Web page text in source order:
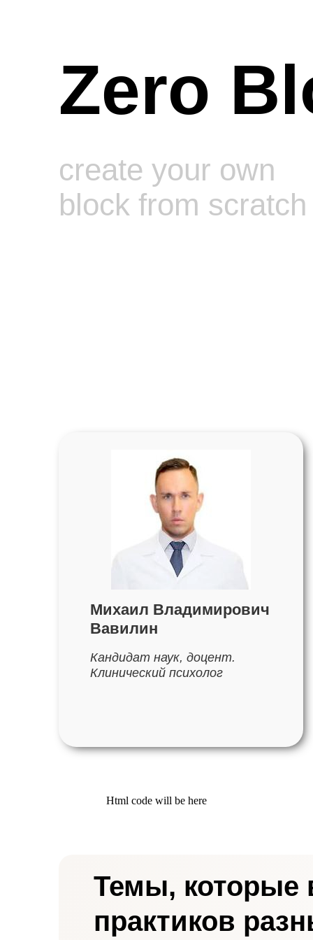
Zero
create your own
block from scratch
Михаил Владимирович
Вавилин
Кандидат наук, доцент.
Клинический психолог
Html code will be here
Темы, которые
практиков